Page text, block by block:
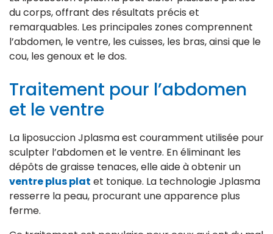
du corps, offrant des résultats précis et
remarquables. Les principales zones comprennent
l’abdomen, le ventre, les cuisses, les bras, ainsi que le
cou, les genoux et le dos.
Traitement pour l’abdomen
et le ventre
La liposuccion Jplasma est couramment utilisée pour
sculpter l’abdomen et le ventre. En éliminant les
dépôts de graisse tenaces, elle aide à obtenir un
ventre plus plat et tonique. La technologie Jplasma
resserre la peau, procurant une apparence plus
ferme.